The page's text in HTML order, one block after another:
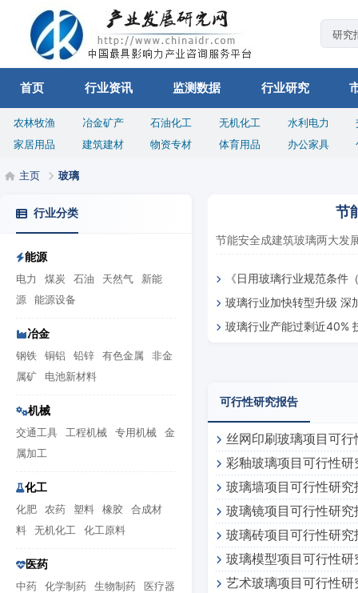
首页 行业资讯 监测数据 行业研究
农林牧渔 冶金矿产 石油化工 无机化工 水利电力
家居用品
建筑建材 物资专材 体育用品 办公家具
主页 玻璃
行业分类
能源
电力 煤炭 石油 天然气
新能
源
能源设备
冶金
钢铁 铜铝 铅锌 有色金属
非金
属矿
电池新材料
机械
交通工具 工程机械 专用机械
金
属加工
化工
化肥 农药 塑料 橡胶
合成材
料
无机化工 化工原料
医药
中药 化学制药 生物制药
医疗器
节
节能安全成建筑玻璃两大发
《日用玻璃行业规范条件
解读
玻璃行业加快转型升级 深
朗玻璃行业产能过剩近40%
可行性研究报告
丝网印刷玻璃项目可
彩釉玻璃项目可行性研
玻璃墙项目可行性研究
玻璃镜项目可行性研究
玻璃砖项目可行性研究
玻璃模型项目可行性研
艺术玻璃项目可行性研